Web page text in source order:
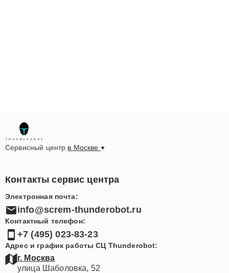
Сервисный центр в Москве
Контакты сервис центра
Электронная почта:
info@screm-thunderobot.ru
Контактный телефон:
+7 (495) 023-83-23
Адрес и график работы СЦ Thunderobot:
г. Москва
улица Шаболовка, 52